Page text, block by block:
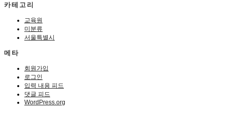
카테고리
교육원
미분류
서울특별시
메타
회원가입
로그인
입력 내용 피드
댓글 피드
WordPress.org